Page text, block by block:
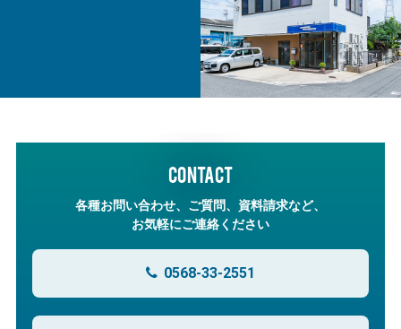
CONTACT
各種お問い合わせ、ご質問、資料請求など、
お気軽にご連絡ください
0568-33-2551